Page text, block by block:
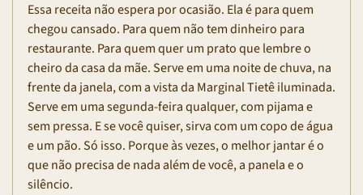
Essa receita não espera por ocasião. Ela é para quem
chegou cansado. Para quem não tem dinheiro para
restaurante. Para quem quer um prato que lembre o
cheiro da casa da mãe. Serve em uma noite de chuva, na
frente da janela, com a vista da Marginal Tietê iluminada.
Serve em uma segunda-feira qualquer, com pijama e
sem pressa. E se você quiser, sirva com um copo de água
e um pão. Só isso. Porque às vezes, o melhor jantar é o
que não precisa de nada além de você, a panela e o
silêncio.